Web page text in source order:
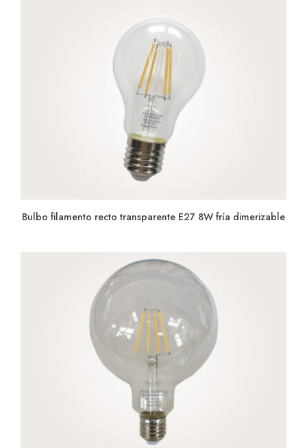
Bulbo filamento recto transparente E27 8W fría dimerizable